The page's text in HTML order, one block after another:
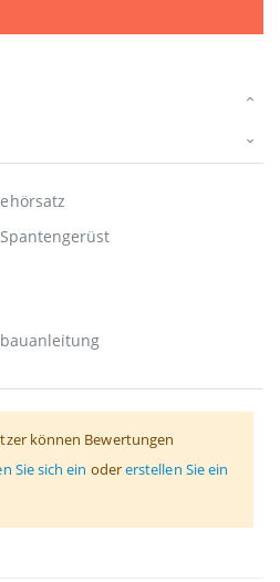
können Bewertungen
Sie sich ein odererstellen Sie ein